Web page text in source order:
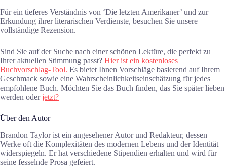
Für ein tieferes Verständnis von ‘Die letzten Amerikaner’ und zur
Erkundung ihrer literarischen Verdienste, besuchen Sie unsere
vollständige Rezension.
Sind Sie auf der Suche nach einer schönen Lektüre, die perfekt zu
Ihrer aktuellen Stimmung passt? Hier ist ein kostenloses
Buchvorschlag-Tool. Es bietet Ihnen Vorschläge basierend auf Ihrem
Geschmack sowie eine Wahrscheinlichkeitseinschätzung für jedes
empfohlene Buch. Möchten Sie das Buch finden, das Sie später lieben
werden oderjetzt?
Über den Autor
Brandon Taylor ist ein angesehener Autor und Redakteur, dessen
Werke oft die Komplexitäten des modernen Lebens und der Identität
widerspiegeln. Er hat verschiedene Stipendien erhalten und wird für
seine fesselnde Prosa gefeiert.